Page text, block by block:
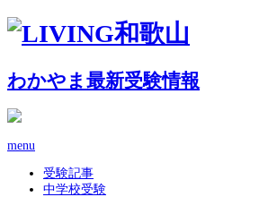
わかやま最新受験情報
menu
受験記事
中学校受験